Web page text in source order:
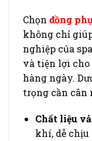
Chọn đồng
không chỉ
nghiệp của
và tiện lợi
hàng ngày.
trọng cần cân
Chất liệu
khí, dễ